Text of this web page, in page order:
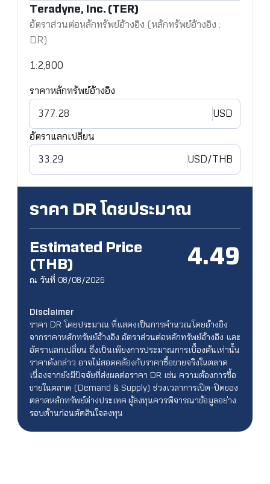
Teradyne, Inc. (TER)
อัตราส่วนต่อหลักทรัพย์อ้างอิง (หลักทรัพย์อ้างอิง :
DR)
1:2,800
ราคาหลักทรัพย์อ้างอิง
USD
อัตราแลกเปลี่ยน
USD/THB
ราคา DR โดยประมาณ
Estimated Price
(THB) 4.49
ณ วันที่ 08/08/2026
Disclaimer
ราคา DR โดยประมาณ ที่แสดงเป็นการคำนวณโดยอ้างอิง
จากราคาหลักทรัพย์อ้างอิง อัตราส่วนต่อหลักทรัพย์อ้างอิง และ
อัตราแลกเปลี่ยน ซึ่งเป็นเพียงการประมาณการเบื้องต้นเท่านั้น
ราคาดังกล่าว อาจไม่สอดคล้องกับราคาซื้อขายจริงในตลาด
เนื่องจากยังมีปัจจัยที่ส่งผลต่อราคา DR เช่น ความต้องการซื้อ
ขายในตลาด (Demand & Supply) ช่วงเวลาการเปิด-ปิดของ
ตลาดหลักทรัพย์ต่างประเทศ ผู้ลงทุนควรพิจารณาข้อมูลอย่าง
รอบด้านก่อนตัดสินใจลงทุน